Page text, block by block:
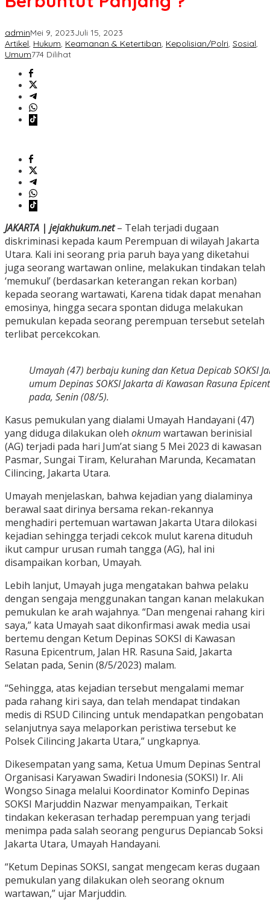
adminMei 9, 2023Juli 15, 2023
Artikel, Hukum, Keamanan & Ketertiban, Kepolisian/Polri, Sosial,
Umum774 Dilihat
JAKARTA | jejakhukum.net– Telah terjadi dugaan
diskriminasi kepada kaum Perempuan di wilayah Jakarta
Utara. Kali ini seorang pria paruh baya yang diketahui
juga seorang wartawan online, melakukan tindakan telah
‘memukul’ (berdasarkan keterangan rekan korban)
kepada seorang wartawati, Karena tidak dapat menahan
emosinya, hingga secara spontan diduga melakukan
pemukulan kepada seorang perempuan tersebut setelah
terlibat percekcokan.
Umayah (47) berbaju kuning dan Ketua Depicab SOKSI
umum Depinas SOKSI Jakarta di Kawasan Rasuna
pada, Senin (08/5).
Kasus pemukulan yang dialami Umayah Handayani (47)
yang diduga dilakukan oleh oknum wartawan berinisial
(AG) terjadi pada hari Jum’at siang 5 Mei 2023 di kawasan
Pasmar, Sungai Tiram, Kelurahan Marunda, Kecamatan
Cilincing, Jakarta Utara.
Umayah menjelaskan, bahwa kejadian yang dialaminya
berawal saat dirinya bersama rekan-rekannya
menghadiri pertemuan wartawan Jakarta Utara dilokasi
kejadian sehingga terjadi cekcok mulut karena dituduh
ikut campur urusan rumah tangga (AG), hal ini
disampaikan korban, Umayah.
Lebih lanjut, Umayah juga mengatakan bahwa pelaku
dengan sengaja menggunakan tangan kanan melakukan
pemukulan ke arah wajahnya. “Dan mengenai rahang kiri
saya,” kata Umayah saat dikonfirmasi awak media usai
bertemu dengan Ketum Depinas SOKSI di Kawasan
Rasuna Epicentrum, Jalan HR. Rasuna Said, Jakarta
Selatan pada, Senin (8/5/2023) malam.
“Sehingga, atas kejadian tersebut mengalami memar
pada rahang kiri saya, dan telah mendapat tindakan
medis di RSUD Cilincing untuk mendapatkan pengobatan
selanjutnya saya melaporkan peristiwa tersebut ke
Polsek Cilincing Jakarta Utara,” ungkapnya.
Dikesempatan yang sama, Ketua Umum Depinas Sentral
Organisasi Karyawan Swadiri Indonesia (SOKSI) Ir. Ali
Wongso Sinaga melalui Koordinator Kominfo Depinas
SOKSI Marjuddin Nazwar menyampaikan, Terkait
tindakan kekerasan terhadap perempuan yang terjadi
menimpa pada salah seorang pengurus Depiancab Soksi
Jakarta Utara, Umayah Handayani.
“Ketum Depinas SOKSI, sangat mengecam keras dugaan
pemukulan yang dilakukan oleh seorang oknum
wartawan,” ujar Marjuddin.